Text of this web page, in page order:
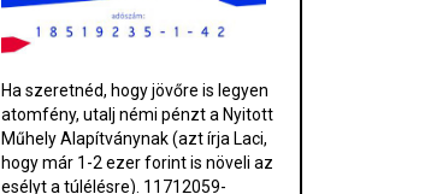
Ha szeretnéd, hogy jövőre is legyen
atomfény, utalj némi pénzt a Nyitott
Műhely Alapítványnak (azt írja Laci,
hogy már 1-2 ezer forint is növeli az
esélyt a túlélésre). 11712059-